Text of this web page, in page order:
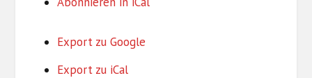
Export zu Google
Export zu iCal